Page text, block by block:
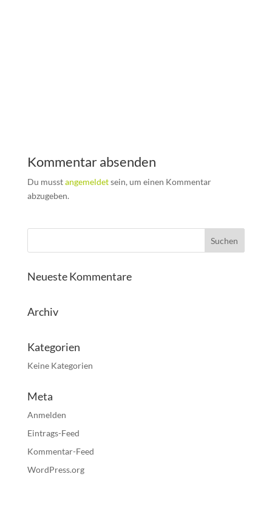
Kommentar absenden
Du musstangemeldetsein, um einen Kommentar
abzugeben.
Neueste Kommentare
Archiv
Kategorien
Keine Kategorien
Meta
Anmelden
Eintrags-Feed
Kommentar-Feed
WordPress.org